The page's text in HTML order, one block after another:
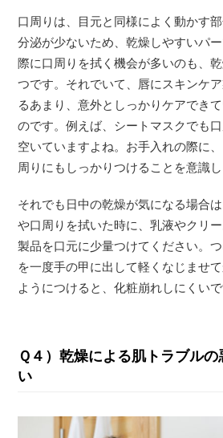
口周りは、目元と同様によく動かす
分泌が少ないため、乾燥しやすいパ
際に口周りを拭く機会が多いのも、
つです。それでいて、唇にスキンケ
るあまり、意外としっかりケアでき
のです。例えば、シートマスクでも
空いていますよね。お手入れの際に
周りにもしっかりつけることを意識し
それでも日中の乾燥が気になる場合
や口周りを拭いた時に、乳液やクリ
製品を口元に少量つけてください。
を一度手の甲に出して軽くなじませ
ようにつけると、化粧崩れしにくいで
Ｑ４）乾燥による肌トラブル
い